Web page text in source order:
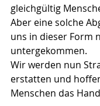
gleichgültig
Aber eine solche
uns in dieser Form
untergekommen.
Wir werden nun
erstatten und
Menschen das